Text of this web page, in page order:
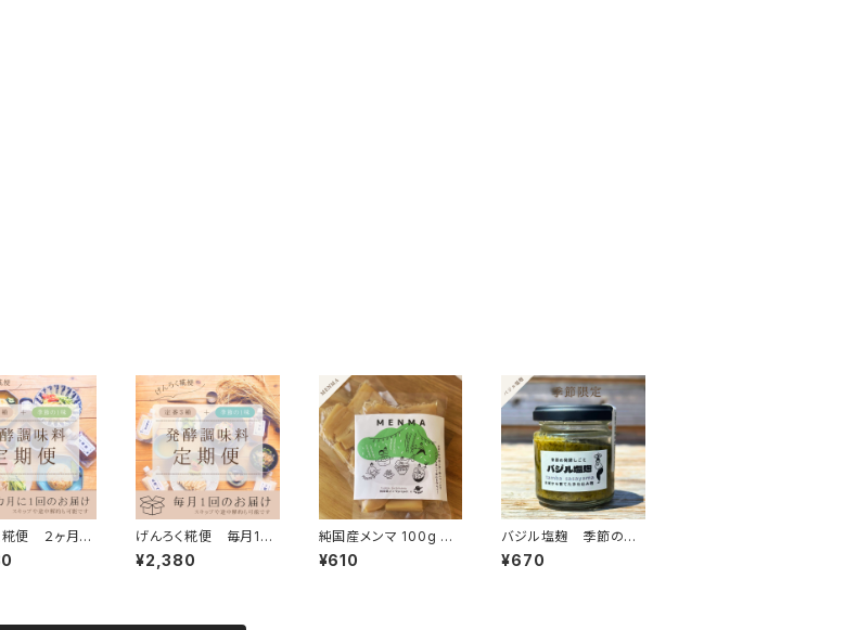
糀便 ２ヶ月に
BEANS発
定期便】
げんろく糀便 毎月1
回 【ONE BEANS発
酵調味料の定期便】
¥2,380
純国産メンマ 100g 美
味しく食べて放置竹林
整備
¥610
バジル塩麹 季節の手
仕込み
¥670